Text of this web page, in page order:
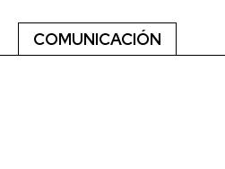
COMUNICACIÓN